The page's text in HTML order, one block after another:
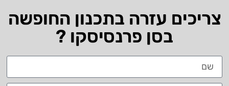
צריכים עזרה בתכנון החופשה
בסן פרנסיסקו ?